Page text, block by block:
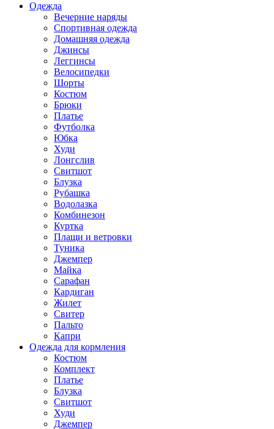
Одежда
Вечерние наряды
Спортивная одежда
Домашняя одежда
Джинсы
Леггинсы
Велосипедки
Шорты
Костюм
Брюки
Платье
Футболка
Юбка
Худи
Лонгслив
Свитшот
Блузка
Рубашка
Водолазка
Комбинезон
Куртка
Плащи и ветровки
Туника
Джемпер
Майка
Сарафан
Кардиган
Жилет
Свитер
Пальто
Капри
Одежда для кормления
Костюм
Комплект
Платье
Блузка
Свитшот
Худи
Джемпер